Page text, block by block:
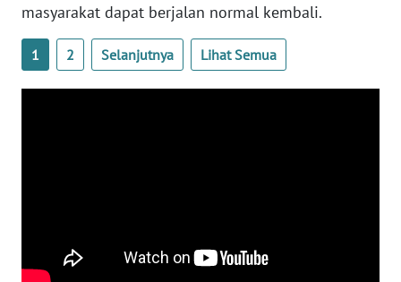
masyarakat dapat berjalan normal kembali.
1 2 Selanjutnya Lihat Semua
WN
JAMBI
WN